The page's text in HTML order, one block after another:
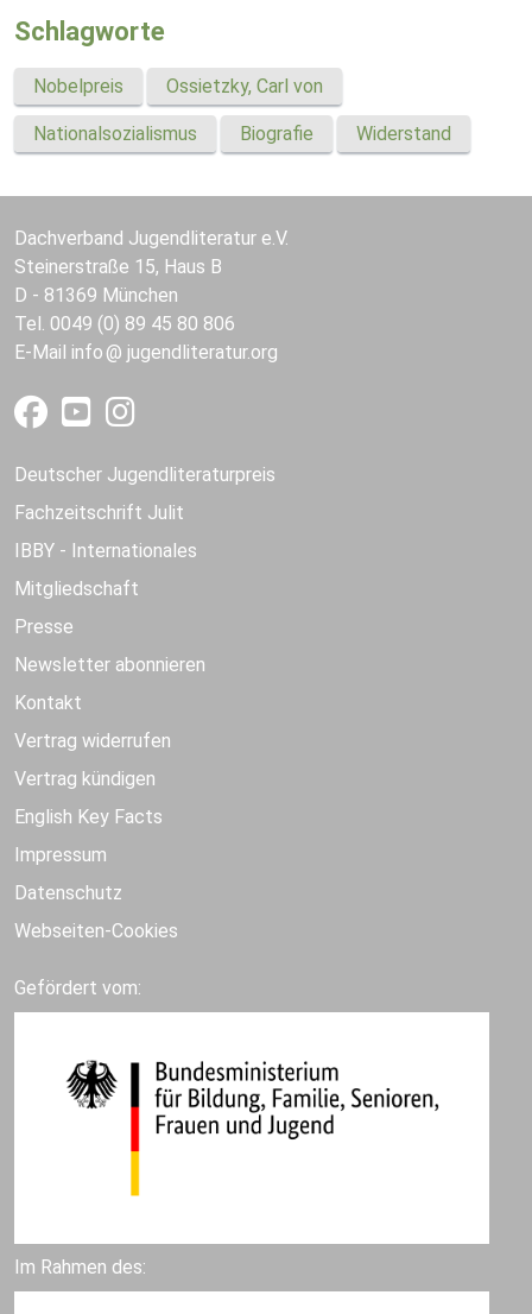
Schlagworte
Nobelpreis Ossietzky, Carl von
Nationalsozialismus Biografie Widerstand
Dachverband Jugendliteratur e.V.
Steinerstraße 15, Haus B
D - 81369 München
Tel. 0049 (0) 89 45 80 806
E-Mail info jugendliteratur.org
Deutscher Jugendliteraturpreis
Fachzeitschrift Julit
IBBY - Internationales
Mitgliedschaft
Presse
Newsletter abonnieren
Kontakt
Vertrag widerrufen
Vertrag kündigen
English Key Facts
Impressum
Datenschutz
Webseiten-Cookies
Gefördert vom:
Im Rahmen des: